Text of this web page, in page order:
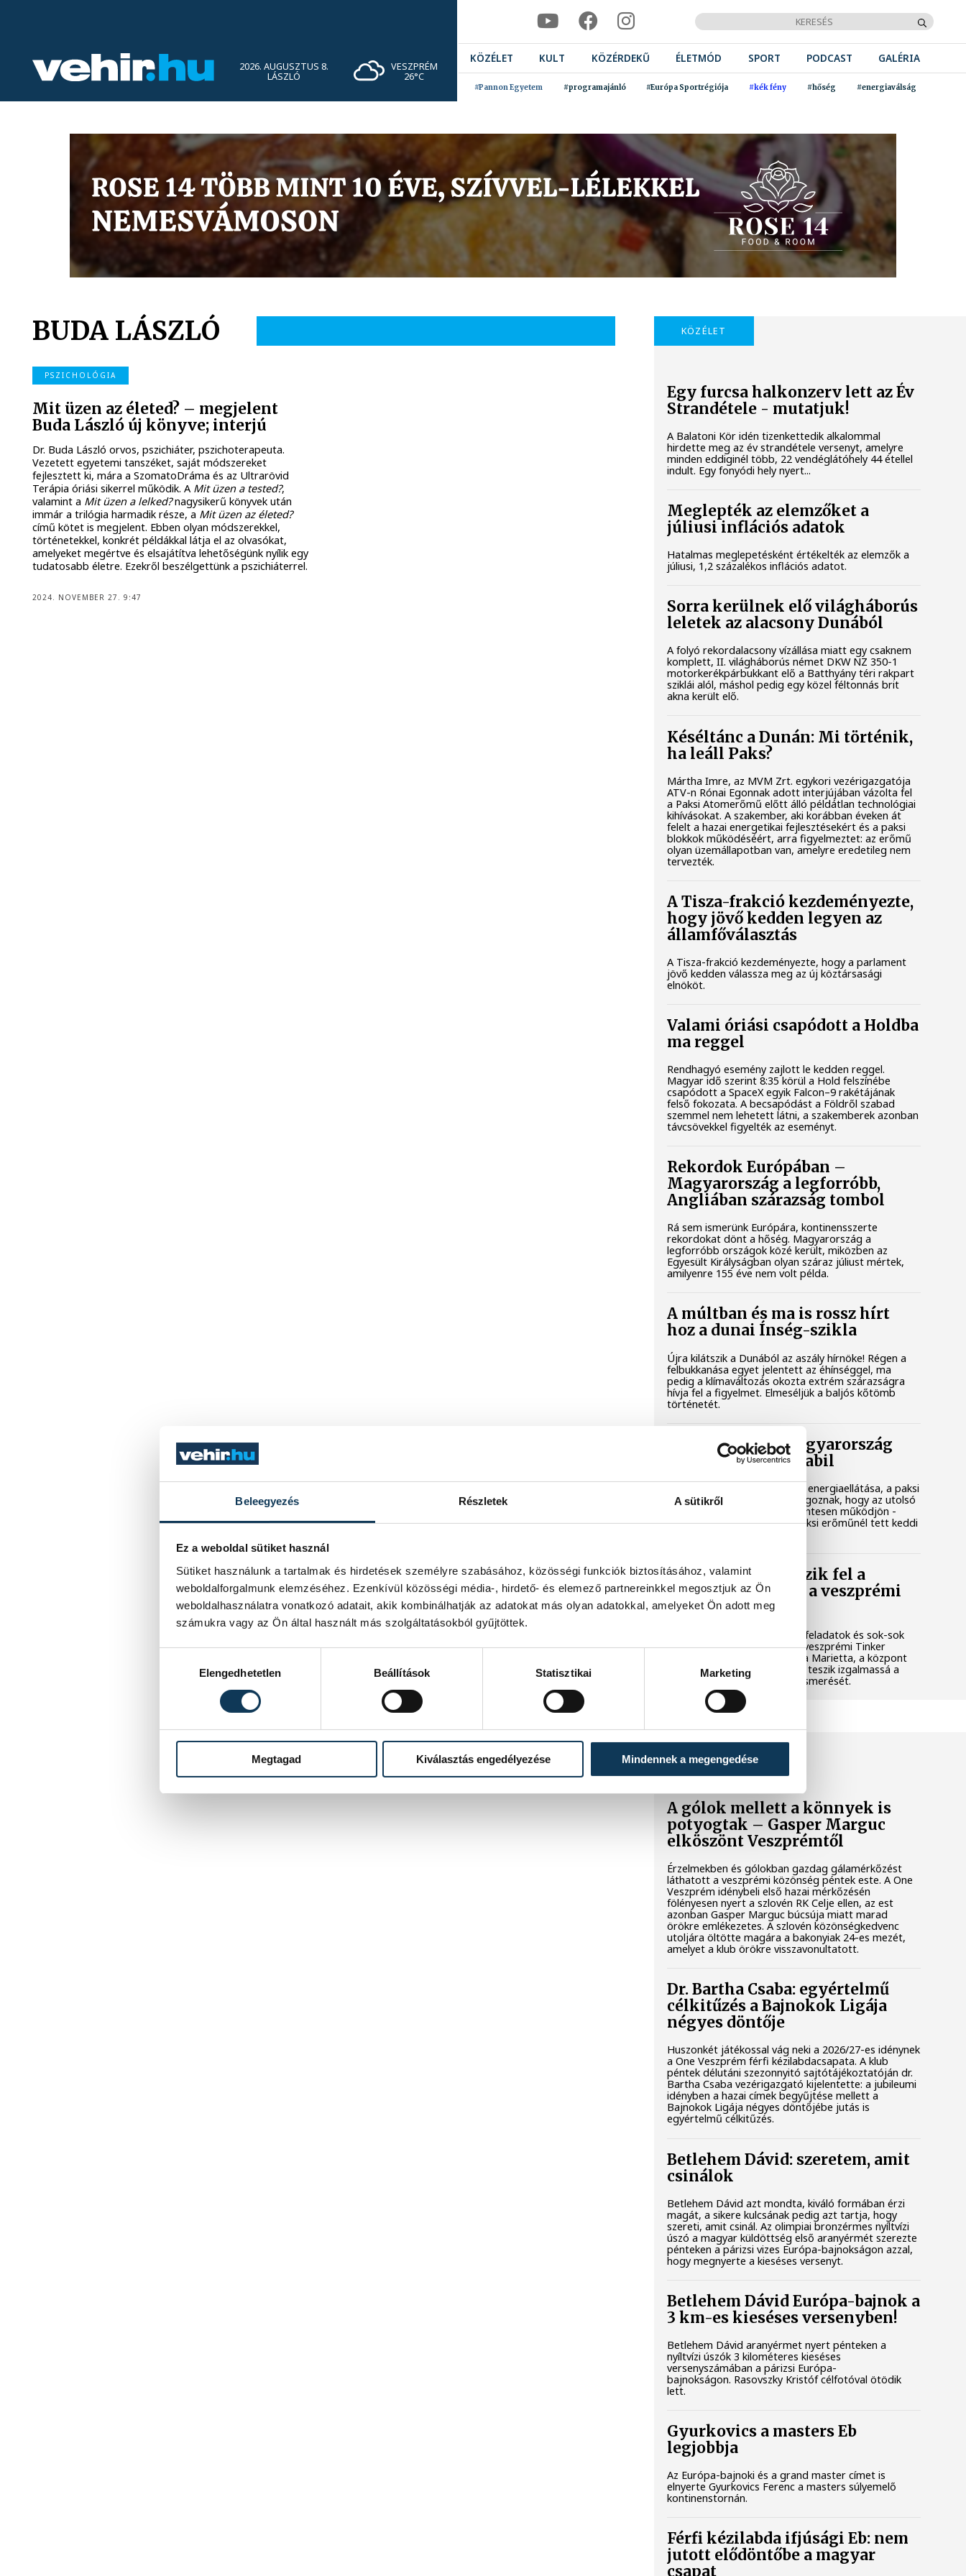
Beleegyezés Részletek A sütikről
Ez a weboldal sütiket használ
Sütiket használunk a tartalmak és hirdetések személyre szabásához, közösségi funkciók biztosításához, valamint
weboldalforgalmunk elemzéséhez. Ezenkívül közösségi média-, hirdető- és elemező partnereinkkel megosztjuk az Ön
weboldalhasználatra vonatkozó adatait, akik kombinálhatják az adatokat más olyan adatokkal, amelyeket Ön adott meg
számukra vagy az Ön által használt más szolgáltatásokból gyűjtöttek.
Elengedhetetlen
Beállítások Statisztikai Marketing
Megtagad Kiválasztás engedélyezése Mindennek a megengedése
2026. AUGUSZTUS 8.
LÁSZLÓ
VESZPRÉM
26°C
KÖZÉLET KULT KÖZÉRDEKŰ ÉLETMÓD SPORT PODCAST GALÉRIA
#Pannon Egyetem #programajánló #Európa Sportrégiója #kék fény #hőség #energiaválság
BUDA LÁSZLÓ
PSZICHOLÓGIA
Mit üzen az életed? – megjelent
Buda László új könyve; interjú
Dr. Buda László orvos, pszichiáter, pszichoterapeuta.
Vezetett egyetemi tanszéket, saját módszereket
fejlesztett ki, mára a SzomatoDráma és az Ultrarövid
Terápia óriási sikerrel működik. A Mit üzen a tested?,
valamint a Mit üzen a lelked?nagysikerű könyvek után
immár a trilógia harmadik része, a Mit üzen az életed?
című kötet is megjelent. Ebben olyan módszerekkel,
történetekkel, konkrét példákkal látja el az olvasókat,
amelyeket megértve és elsajátítva lehetőségünk nyílik egy
tudatosabb életre. Ezekről beszélgettünk a pszichiáterrel.
2024. NOVEMBER 27. 9:47
KÖZÉLET
Egy furcsa halkonzerv lett az Év
Strandétele - mutatjuk!
A Balatoni Kör idén tizenkettedik alkalommal
hirdette meg az év strandétele versenyt, amelyre
minden eddiginél több, 22 vendéglátóhely 44 étellel
indult. Egy fonyódi hely nyert...
Meglepték az elemzőket a
júliusi inflációs adatok
Hatalmas meglepetésként értékelték az elemzők a
júliusi, 1,2 százalékos inflációs adatot.
Sorra kerülnek elő világháborús
leletek az alacsony Dunából
A folyó rekordalacsony vízállása miatt egy csaknem
komplett, II. világháborús német DKW NZ 350-1
motorkerékpárbukkant elő a Batthyány téri rakpart
sziklái alól, máshol pedig egy közel féltonnás brit
akna került elő.
Késéltánc a Dunán: Mi történik,
ha leáll Paks?
Mártha Imre, az MVM Zrt. egykori vezérigazgatója
ATV-n Rónai Egonnak adott interjújában vázolta fel
a Paksi Atomerőmű előtt álló példátlan technológiai
kihívásokat. A szakember, aki korábban éveken át
felelt a hazai energetikai fejlesztésekért és a paksi
blokkok működéséért, arra figyelmeztet: az erőmű
olyan üzemállapotban van, amelyre eredetileg nem
tervezték.
A Tisza-frakció kezdeményezte,
hogy jövő kedden legyen az
államfőválasztás
A Tisza-frakció kezdeményezte, hogy a parlament
jövő kedden válassza meg az új köztársasági
elnököt.
Valami óriási csapódott a Holdba
ma reggel
Rendhagyó esemény zajlott le kedden reggel.
Magyar idő szerint 8:35 körül a Hold felszínébe
csapódott a SpaceX egyik Falcon–9 rakétájának
felső fokozata. A becsapódást a Földről szabad
szemmel nem lehetett látni, a szakemberek azonban
távcsövekkel figyelték az eseményt.
Rekordok Európában –
Magyarország a legforróbb,
Angliában szárazság tombol
Rá sem ismerünk Európára, kontinensszerte
rekordokat dönt a hőség. Magyarország a
legforróbb országok közé került, miközben az
Egyesült Királyságban olyan száraz júliust mértek,
amilyenre 155 éve nem volt példa.
A múltban és ma is rossz hírt
hoz a dunai Ínség-szikla
Újra kilátszik a Dunából az aszály hírnöke! Régen a
felbukkanása egyet jelentett az éhínséggel, ma
pedig a klímaváltozás okozta extrém szárazságra
hívja fel a figyelmet. Elmeséljük a baljós kőtömb
történetét.
Magyar Péter: Magyarország
energiaellátása stabil
Jelenleg stabil Magyarország energiaellátása, a paksi
erőmű munkatársai azon dolgoznak, hogy az utolsó
még termelő turbina hibamentesen működjön -
közölte a miniszterelnök a paksi erőműnél tett keddi
Játék közben fedezik fel a
tudomány világát a veszprémi
gyerekek
Látványos kísérletek, kreatív feladatok és sok-sok
élmény várja a gyerekeket a veszprémi Tinker
Labsben. Videónkban Balassa Marietta, a központ
vezetője mutatja be, hogyan teszik izgalmassá a
természettudományok megismerését.
A gólok mellett a könnyek is
potyogtak – Gasper Marguc
elköszönt Veszprémtől
Érzelmekben és gólokban gazdag gálamérkőzést
láthatott a veszprémi közönség péntek este. A One
Veszprém idénybeli első hazai mérkőzésén
fölényesen nyert a szlovén RK Celje ellen, az est
azonban Gasper Marguc búcsúja miatt marad
örökre emlékezetes. A szlovén közönségkedvenc
utoljára öltötte magára a bakonyiak 24-es mezét,
amelyet a klub örökre visszavonultatott.
Dr. Bartha Csaba: egyértelmű
célkitűzés a Bajnokok Ligája
négyes döntője
Huszonkét játékossal vág neki a 2026/27-es idénynek
a One Veszprém férfi kézilabdacsapata. A klub
péntek délutáni szezonnyitó sajtótájékoztatóján dr.
Bartha Csaba vezérigazgató kijelentette: a jubileumi
idényben a hazai címek begyűjtése mellett a
Bajnokok Ligája négyes döntőjébe jutás is
egyértelmű célkitűzés.
Betlehem Dávid: szeretem, amit
csinálok
Betlehem Dávid azt mondta, kiváló formában érzi
magát, a sikere kulcsának pedig azt tartja, hogy
szereti, amit csinál. Az olimpiai bronzérmes nyíltvízi
úszó a magyar küldöttség első aranyérmét szerezte
pénteken a párizsi vizes Európa-bajnokságon azzal,
hogy megnyerte a kieséses versenyt.
Betlehem Dávid Európa-bajnok a
3 km-es kieséses versenyben!
Betlehem Dávid aranyérmet nyert pénteken a
nyíltvízi úszók 3 kilométeres kieséses
versenyszámában a párizsi Európa-
bajnokságon. Rasovszky Kristóf célfotóval ötödik
lett.
Gyurkovics a masters Eb
legjobbja
Az Európa-bajnoki és a grand master címet is
elnyerte Gyurkovics Ferenc a masters súlyemelő
kontinenstornán.
Férfi kézilabda ifjúsági Eb: nem
jutott elődöntőbe a magyar
csapat